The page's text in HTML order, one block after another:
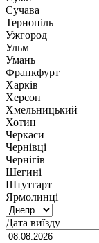
Сучава
Тернопіль
Ужгород
Ульм
Умань
Франкфурт
Харків
Херсон
Хмельницький
Хотин
Черкаси
Чернівці
Чернігів
Шегині
Штутгарт
Ярмолинці
Дата виїзду